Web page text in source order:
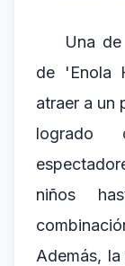
Una
de 'Enola
atraer a un
logrado
niños
Además,